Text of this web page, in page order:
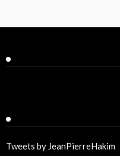
Tweets by JeanPierreHakim